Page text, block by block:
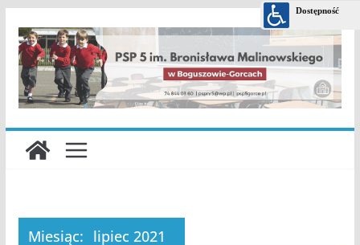
treści
Miesiąc: lipiec 2021